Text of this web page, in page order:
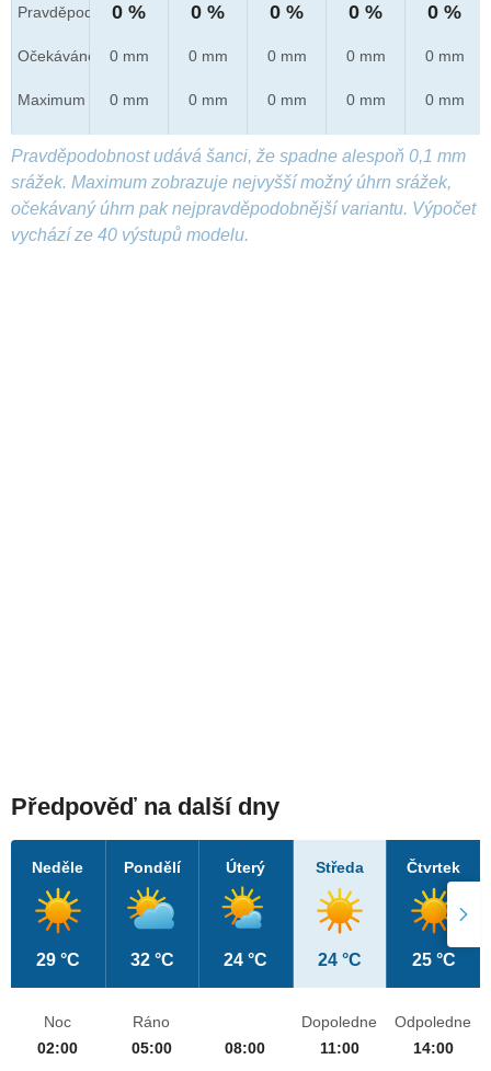
Pravděpod.
Očekáváno
Maximum
0 %
0 mm
0 mm
0 %
0 mm
0 mm
0 %
0 mm
0 mm
0 %
0 mm
0 mm
0 %
0 mm
0 mm
Pravděpodobnost udává šanci, že spadne alespoň 0,1 mm
srážek. Maximum zobrazuje nejvyšší možný úhrn srážek,
očekávaný úhrn pak nejpravděpodobnější variantu. Výpočet
vychází ze 40 výstupů modelu.
Předpověď na další dny
Neděle
29 °C
Pondělí
32 °C
Úterý
24 °C
Středa
24 °C
Čtvrtek
25 °C
Noc
02:00
Ráno
05:00
08:00
Dopoledne
11:00
Odpoledne
14:00